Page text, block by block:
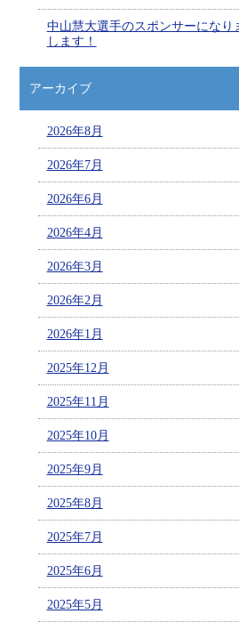
中山慧大選手のスポンサーになり
します！
アーカイブ
2026年8月
2026年7月
2026年6月
2026年4月
2026年3月
2026年2月
2026年1月
2025年12月
2025年11月
2025年10月
2025年9月
2025年8月
2025年7月
2025年6月
2025年5月